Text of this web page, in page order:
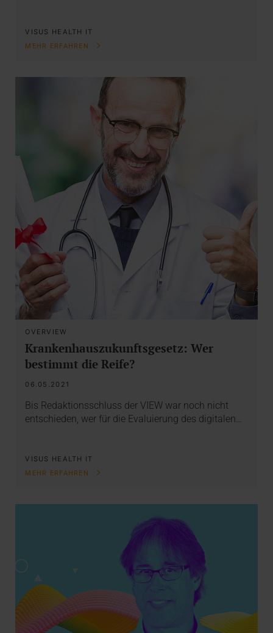
VISUS HEALTH IT
MEHR ERFAHREN
OVERVIEW
Krankenhauszukunftsgesetz: Wer
bestimmt die Reife?
06.05.2021
Bis Redaktionsschluss der VIEW war noch nicht
entschieden, wer für die Evaluierung des digitalen…
VISUS HEALTH IT
MEHR ERFAHREN